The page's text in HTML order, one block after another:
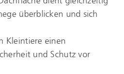
überblicken und sich
Kleintiere einen
und Schutz vor